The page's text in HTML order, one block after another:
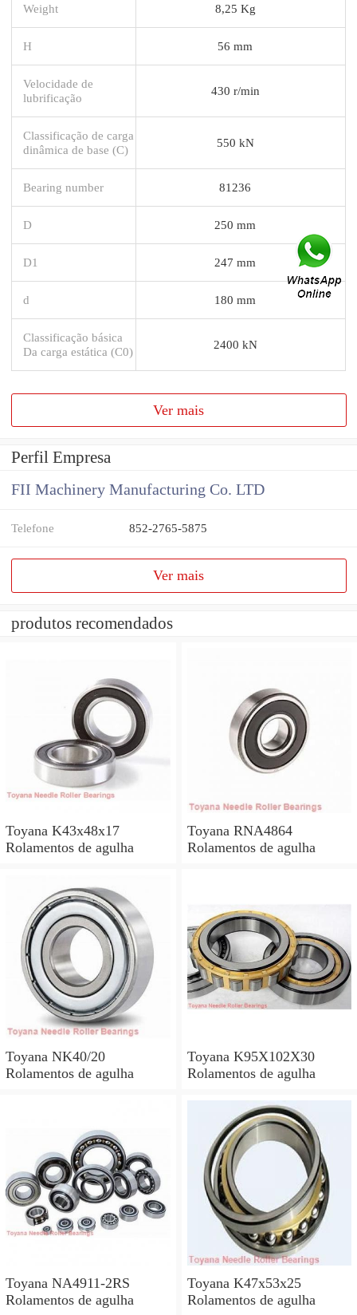
Weight 8,25 Kg
H 56 mm
Velocidade de
lubrificação
430 r/min
Classificação de carga
dinâmica de base (C)
550 kN
Bearing number 81236
D 250 mm
D1 247 mm
d 180 mm
Classificação básica
Da carga estática (C0)
2400 kN
Ver mais
Perfil Empresa
FII Machinery Manufacturing Co. LTD
Telefone 852-2765-5875
Ver mais
produtos recomendados
Toyana K43x48x17
Rolamentos de agulha
Toyana RNA4864
Rolamentos de agulha
Toyana NK40/20
Rolamentos de agulha
Toyana K95X102X30
Rolamentos de agulha
Toyana NA4911-2RS
Rolamentos de agulha
Toyana K47x53x25
Rolamentos de agulha